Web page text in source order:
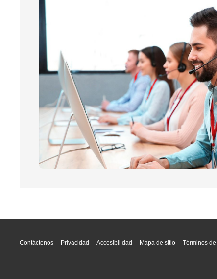
Contáctenos Privacidad Accesibilidad Mapa de sitio Términos